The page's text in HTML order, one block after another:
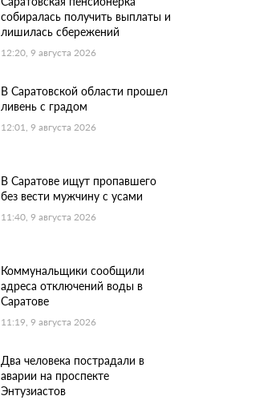
собиралась получить выплаты и
лишилась сбережений
12:20, 9 августа 2026
В Саратовской области прошел
ливень с градом
12:01, 9 августа 2026
В Саратове ищут пропавшего
без вести мужчину с усами
11:40, 9 августа 2026
Коммунальщики сообщили
адреса отключений воды в
Саратове
11:19, 9 августа 2026
Два человека пострадали в
аварии на проспекте
Энтузиастов